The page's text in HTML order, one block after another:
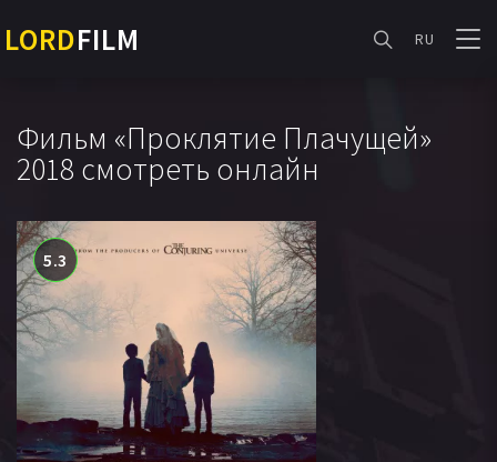
LORDFILM RU
Фильм «Проклятие Плачущей»
2018 смотреть онлайн
5.3